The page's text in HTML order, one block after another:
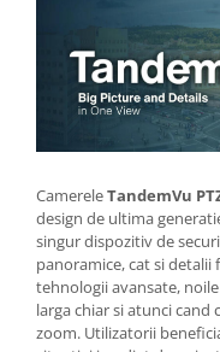
CamereleTandemVu
design de ultima
singur dispozitiv de
panoramice, cat si detalii
tehnologii avansate,
larga chiar si atunci cand
zoom. Utilizatorii